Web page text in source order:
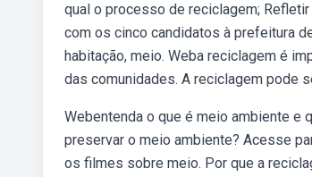
qual o processo de reciclagem;
com os cinco candidatos à prefeitura
habitação, meio. Weba reciclagem é
das comunidades. A reciclagem pode
Webentenda o que é meio ambiente e
preservar o meio ambiente? Acesse
os filmes sobre meio. Por que a